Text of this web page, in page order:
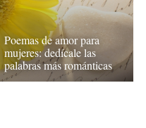
Poemas de amor para
mujeres: dedícale las
palabras más románticas